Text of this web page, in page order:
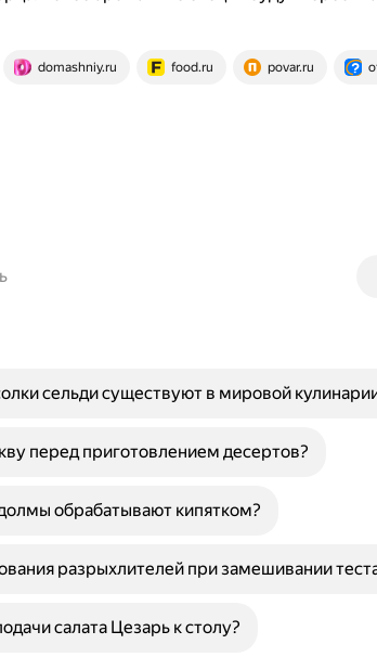
domashniy.ru food.ru povar.ru
сельди существуют в мировой
перед приготовлением десертов?
обрабатывают кипятком?
разрыхлителей при замешивании
салата Цезарь к столу?